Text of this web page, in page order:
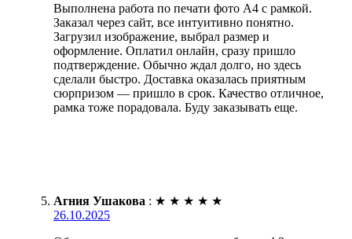
Выполнена работа по печати фото А4 с рамкой.
Заказал через сайт, все интуитивно понятно.
Загрузил изображение, выбрал размер и
оформление. Оплатил онлайн, сразу пришло
подтверждение. Обычно ждал долго, но здесь
сделали быстро. Доставка оказалась приятным
сюрпризом — пришло в срок. Качество отличное,
рамка тоже порадовала. Буду заказывать еще.
Агния Ушакова : ★ ★ ★ ★ ★
26.10.2025